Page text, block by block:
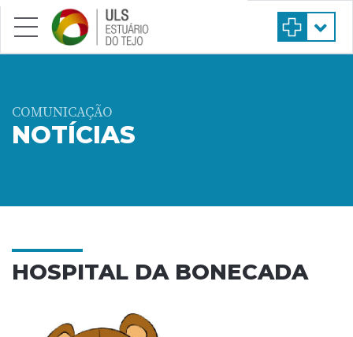
Saltar para conteúdo principal
COMUNICAÇÃO
NOTÍCIAS
HOSPITAL DA BONECADA